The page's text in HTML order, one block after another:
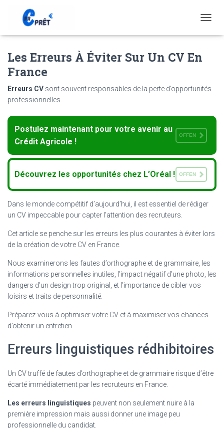
O
A
A
T
O
N
Les Erreurs À Éviter Sur Un CV En
France
Erreurs CV sont souvent responsables de la perte d’opportunités
professionnelles.
Postulez maintenant pour votre avenir au
Crédit Agricole !
OFFEN
Découvrez les opportunités chez L’Oréal ! OFFEN
Dans le monde compétitif d’aujourd’hui, il est essentiel de rédiger
un CV impeccable pour capter l’attention des recruteurs.
Cet article se penche sur les erreurs les plus courantes à éviter lors
de la création de votre CV en France.
Nous examinerons les fautes d’orthographe et de grammaire, les
informations personnelles inutiles, l’impact négatif d’une photo, les
dangers d’un design trop original, et l’importance de cibler vos
loisirs et traits de personnalité.
Préparez-vous à optimiser votre CV et à maximiser vos chances
d’obtenir un entretien.
Erreurs linguistiques rédhibitoires
Un CV truffé de fautes d’orthographe et de grammaire risque d’être
écarté immédiatement par les recruteurs en France.
Les erreurs linguistiques peuvent non seulement nuire à la
première impression mais aussi donner une image peu
professionnelle du candidat.